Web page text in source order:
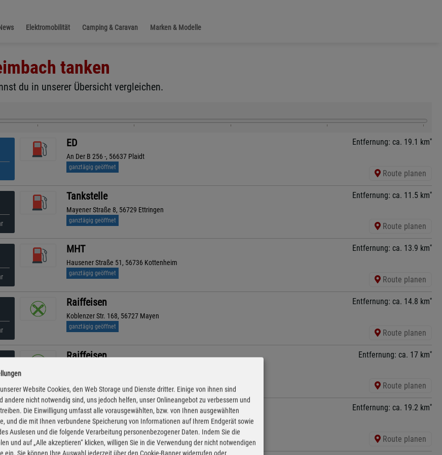
Elektromobilität Camping & Caravan Marken & Modelle
tanken
du in unserer Übersicht vergleichen.
ED
An Der B 256 -, 56637 Plaidt
ganztägig geöffnet
Entfernung: ca. 19.1 km*
Route planen
Tankstelle
Mayener Straße 8, 56729 Ettringen
ganztägig geöffnet
Entfernung: ca. 11.5 km*
Route planen
MHT
Hausener Straße 51, 56736 Kottenheim
ganztägig geöffnet
Entfernung: ca. 13.9 km*
Route planen
Raiffeisen
Koblenzer Str. 168, 56727 Mayen
ganztägig geöffnet
Entfernung: ca. 14.8 km*
Route planen
Raiffeisen Entfernung: ca. 17 km*
Route planen
Raiffeisen
Rudolf Diesel Str 31, 56751 Polch
ganztägig geöffnet
Entfernung: ca. 19.2 km*
Route planen
Website Cookies, den Web Storage und Dienste dritter. Einige von ihnen sind
andere nicht notwendig sind, uns jedoch helfen, unser Onlineangebot zu verbessern und
Die Einwilligung umfasst alle vorausgewählten, bzw. von Ihnen ausgewählten
und die mit Ihnen verbundene Speicherung von Informationen auf Ihrem Endgerät sowie
Auslesen und die folgende Verarbeitung personenbezogener Daten. Indem Sie die
und auf „Alle akzeptieren“ klicken, willigen Sie in die Verwendung der nicht notwendigen
ein. Sie können Ihre Auswahl jederzeit über den Cookie-Banner widerrufen oder